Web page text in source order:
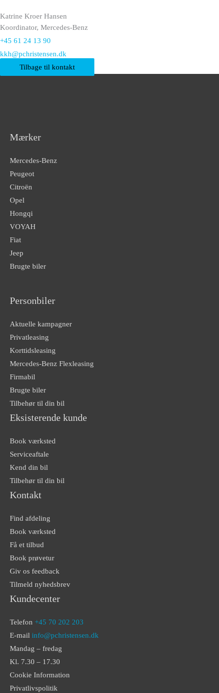
Katrine Kroer Hansen
Koordinator, Mercedes-Benz
+45 61 24 13 90
kkh@pchristensen.dk
Tilbage til kontakt
Mærker
Mercedes-Benz
Peugeot
Citroën
Opel
Hongqi
VOYAH
Fiat
Jeep
Brugte biler
Personbiler
Aktuelle kampagner
Privatleasing
Korttidsleasing
Mercedes-Benz Flexleasing
Firmabil
Brugte biler
Tilbehør til din bil
Eksisterende kunde
Book værksted
Serviceaftale
Kend din bil
Tilbehør til din bil
Kontakt
Find afdeling
Book værksted
Få et tilbud
Book prøvetur
Giv os feedback
Tilmeld nyhedsbrev
Kundecenter
Telefon +45 70 202 203
E-mail info@pchristensen.dk
Mandag – fredag
Kl. 7.30 – 17.30
Cookie Information
Privatlivspolitik